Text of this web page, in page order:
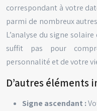
correspondant à votre
parmi de nombreux
L’analyse du signe
suffit pas pour
personnalité et de votre
D’autres éléments
Signe ascendant :